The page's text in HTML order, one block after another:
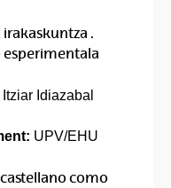
.
esperimentala
Itziar Idiazabal
UPV/EHU
como